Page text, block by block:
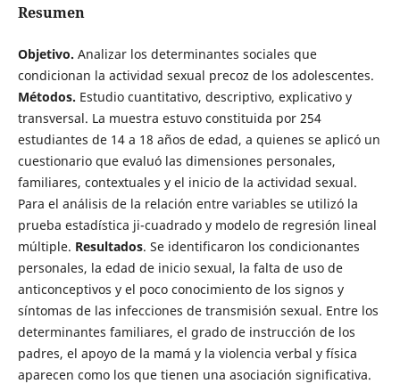
Resumen
Objetivo. Analizar los determinantes sociales que
condicionan la actividad sexual precoz de los adolescentes.
Métodos. Estudio cuantitativo, descriptivo, explicativo y
transversal. La muestra estuvo constituida por 254
estudiantes de 14 a 18 años de edad, a quienes se aplicó un
cuestionario que evaluó las dimensiones personales,
familiares, contextuales y el inicio de la actividad sexual.
Para el análisis de la relación entre variables se utilizó la
prueba estadística ji-cuadrado y modelo de regresión lineal
múltiple. Resultados. Se identificaron los condicionantes
personales, la edad de inicio sexual, la falta de uso de
anticonceptivos y el poco conocimiento de los signos y
síntomas de las infecciones de transmisión sexual. Entre los
determinantes familiares, el grado de instrucción de los
padres, el apoyo de la mamá y la violencia verbal y física
aparecen como los que tienen una asociación significativa.